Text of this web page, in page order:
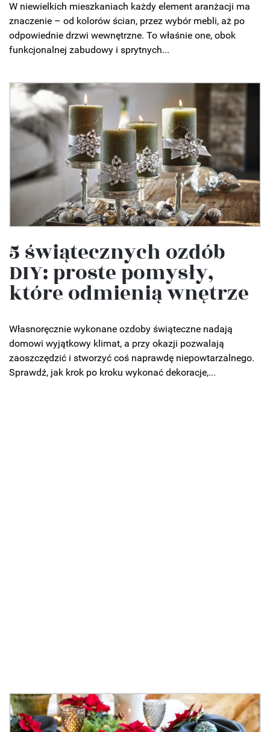
W niewielkich mieszkaniach każdy element aranżacji ma
znaczenie – od kolorów ścian, przez wybór mebli, aż po
odpowiednie drzwi wewnętrzne. To właśnie one, obok
funkcjonalnej zabudowy i sprytnych...
5 świątecznych ozdób
DIY: proste pomysły,
które odmienią wnętrze
Własnoręcznie wykonane ozdoby świąteczne nadają
domowi wyjątkowy klimat, a przy okazji pozwalają
zaoszczędzić i stworzyć coś naprawdę niepowtarzalnego.
Sprawdź, jak krok po kroku wykonać dekoracje,...